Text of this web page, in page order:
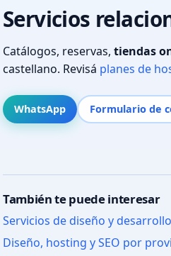
Servicios
Catálogos, reservas, tiendas
castellano. Revisá planes de
WhatsApp Formulario de
También te puede interesar
Servicios de diseño y
Diseño, hosting y SEO por